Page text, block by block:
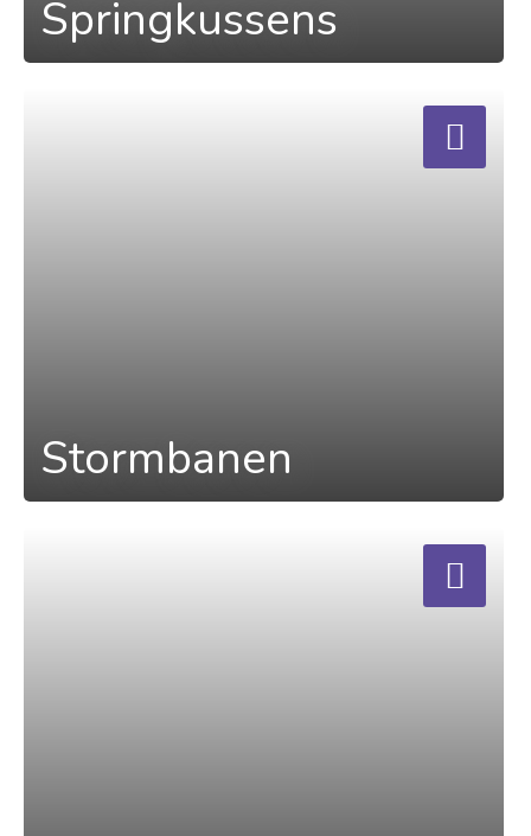
Springkussens
Stormbanen